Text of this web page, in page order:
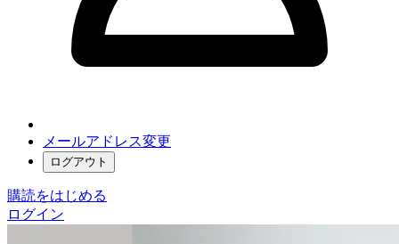
メールアドレス変更
ログアウト
購読をはじめる
ログイン